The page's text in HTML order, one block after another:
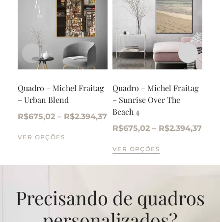
Quadro – Michel Fraitag
– Urban Blend
R$675,02 – R$2.394,37
VER OPÇÕES
Quadro – Michel Fraitag
– Sunrise Over The
Beach 4
R$675,02 – R$2.394,37
VER OPÇÕES
Precisando de quadros